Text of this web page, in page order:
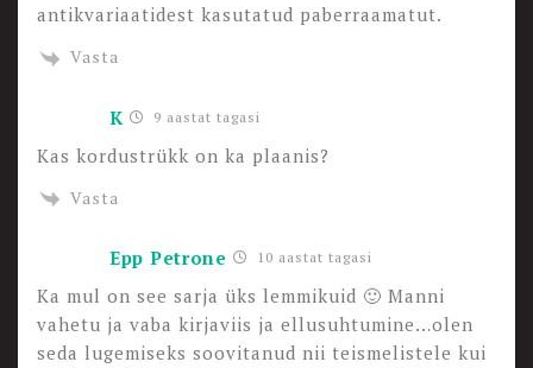
antikvariaatidest kasutatud paberraamatut.
Vasta
K 9 aastat tagasi
Kas kordustrükk on ka plaanis?
Vasta
Epp Petrone 10 aastat tagasi
Ka mul on see sarja üks lemmikuid 🙂 Manni
vahetu ja vaba kirjaviis ja ellusuhtumine…olen
seda lugemiseks soovitanud nii teismelistele kui